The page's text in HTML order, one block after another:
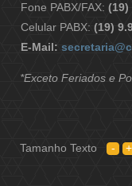
Fone PABX/FAX: (19)
Celular PABX: (19)
E-Mail:
*Exceto Feriados e
Tamanho Texto